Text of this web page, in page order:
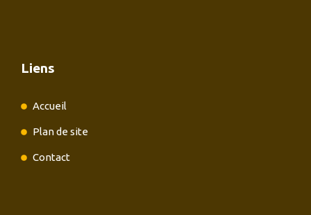
Liens
Accueil
Plan de site
Contact